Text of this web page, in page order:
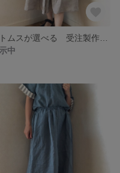
中